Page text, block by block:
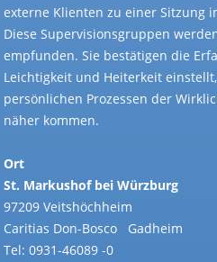
externe Klienten zu einer Sitzung
Diese Supervisionsgruppen
empfunden. Sie bestätigen die
Leichtigkeit und Heiterkeit
persönlichen Prozessen der
näher kommen.
Ort
St. Markushof bei Würzburg
97209 Veitshöchheim
Caritias Don-Bosco Gadheim
Tel: 0931-46089 -0